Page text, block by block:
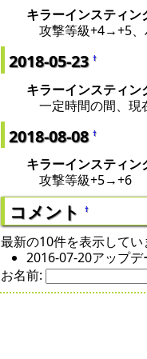
キラーインスティン
攻撃等級+4→+5、
2018-05-23†
キラーインスティン
一定時間の間、現
2018-08-08†
キラーインスティン
攻撃等級+5→+6
コメント †
最新の10件を表示してい
2016-07-20アップ
お名前: